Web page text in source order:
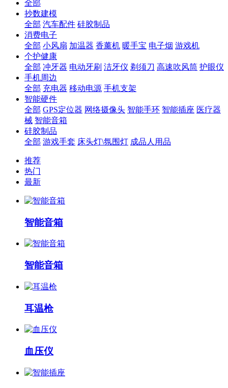
全部
抄数建模
全部 汽车配件 硅胶制品
消费电子
全部 小风扇 加温器 香薰机 暖手宝 电子烟 游戏机
个护健康
全部 冲牙器 电动牙刷 洁牙仪 剃须刀 高速吹风筒 护眼仪
手机周边
全部 充电器 移动电源 手机支架
智能硬件
全部 GPS定位器 网络摄像头 智能手环 智能插座 医疗器
械 智能音箱
硅胶制品
全部 游戏手套 床头灯\氛围灯 成品人用品
推荐
热门
最新
智能音箱
智能音箱
耳温枪
血压仪